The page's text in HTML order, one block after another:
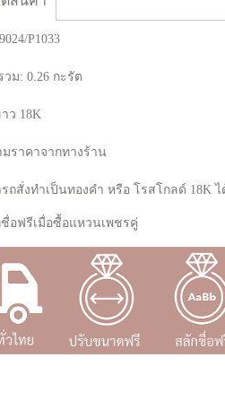
P1033
ม: 0.26 กะรัต
ว 18K
ราคาจากทางร้าน
ถสั่งทำเป็นทองคำ หรือ โรสโกลด์ 18K
อฟรีเมื่อซื้อแหวนเพชรคู่